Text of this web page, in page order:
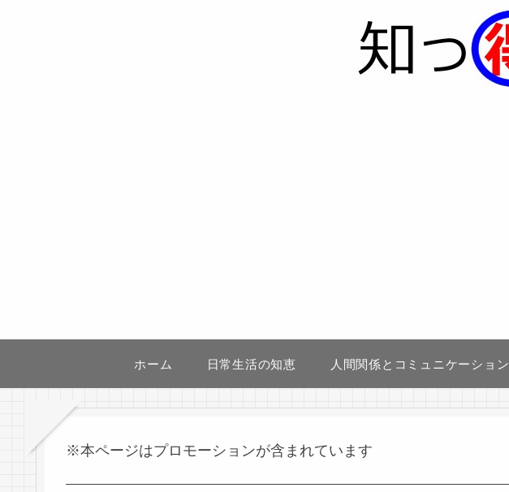
ホーム 日常生活の知恵 人間関係とコミュニケーション
※本ページはプロモーションが含まれています